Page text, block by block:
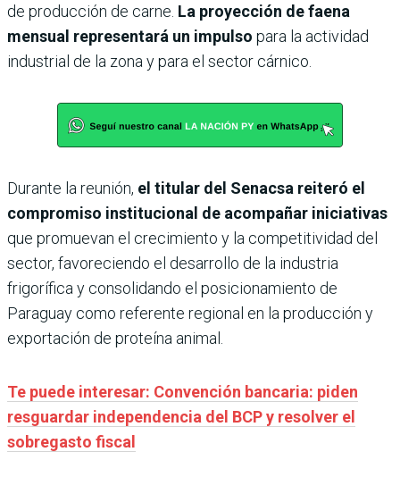
de producción de carne. La proyección de faena
mensual representará un impulso para la actividad
industrial de la zona y para el sector cárnico.
Durante la reunión, el titular del Senacsa reiteró el
compromiso institucional de acompañar iniciativas
que promuevan el crecimiento y la competitividad del
sector, favoreciendo el desarrollo de la industria
frigorífica y consolidando el posicionamiento de
Paraguay como referente regional en la producción y
exportación de proteína animal.
Te puede interesar: Convención bancaria: piden
resguardar independencia del BCP y resolver el
sobregasto fiscal